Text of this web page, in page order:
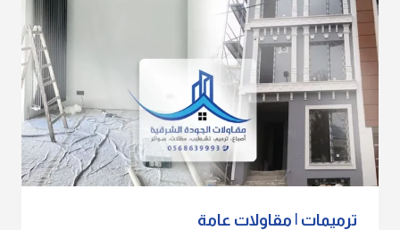
ترميم
فيلا
الخبر
–
واجهات
–
منازل
ترميمات مقاولات عامة